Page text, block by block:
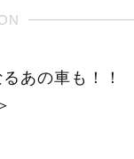
あの車も！！